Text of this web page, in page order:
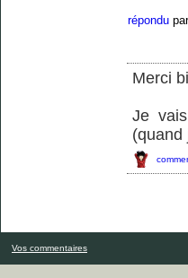
répondu
Merci
Je vais
(quand
Vos commentaires